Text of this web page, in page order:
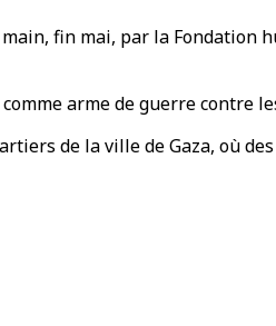
fin mai, par la Fondation
arme de guerre contre
de la ville de Gaza, où